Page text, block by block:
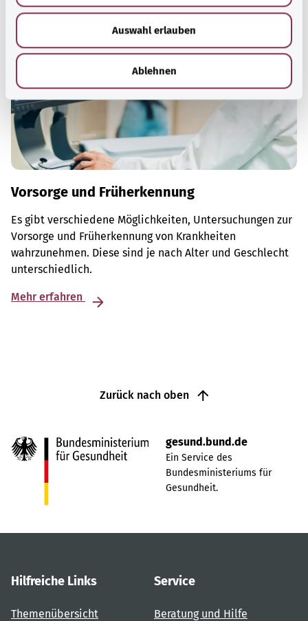
Auswahl erlauben
Ablehnen
Vorsorge und Früherkennung
Es gibt verschiedene Möglichkeiten, Untersuchungen zur
Vorsorge und Früherkennung von Krankheiten
wahrzunehmen. Diese sind je nach Alter und Geschlecht
unterschiedlich.
Mehr erfahren
Zurück nach oben
gesund.bund.de
Ein Service des
Bundesministeriums für
Gesundheit.
Hilfreiche Links
Themenübersicht
Service
Beratung und Hilfe